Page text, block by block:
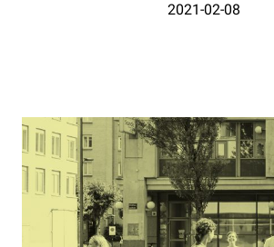
2021-02-08